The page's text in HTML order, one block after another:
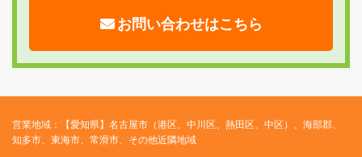
お問い合わせはこちら
営業地域：【愛知県】名古屋市（港区、中川区、熱田区、中区）、海部郡、
知多市、東海市、常滑市、その他近隣地域